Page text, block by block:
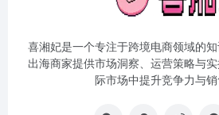
喜湘妃是一个专注于跨境电商领域的
出海商家提供市场洞察、运营策略与
际市场中提升竞争力与销